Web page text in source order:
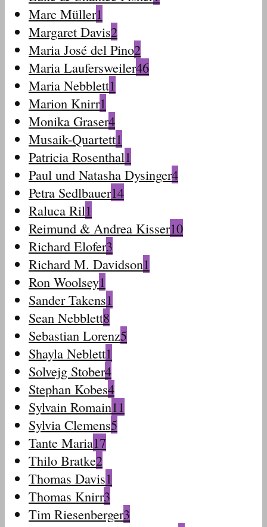
Marc Müller1
Margaret Davis2
Maria José del Pino2
Maria Laufersweiler46
Maria Nebblett1
Marion Knirr1
Monika Graser4
Musaik-Quartett1
Patricia Rosenthal1
Paul und Natasha Dysinger4
Petra Sedlbauer14
Raluca Ril1
Reimund & Andrea Kisser10
Richard Elofer3
Richard M. Davidson1
Ron Woolsey1
Sander Takens1
Sean Nebblett8
Sebastian Lorenz5
Shayla Neblett1
Solvejg Stober4
Stephan Kobes4
Sylvain Romain11
Sylvia Clemens5
Tante Maria17
Thilo Bratke2
Thomas Davis1
Thomas Knirr3
Tim Riesenberger3